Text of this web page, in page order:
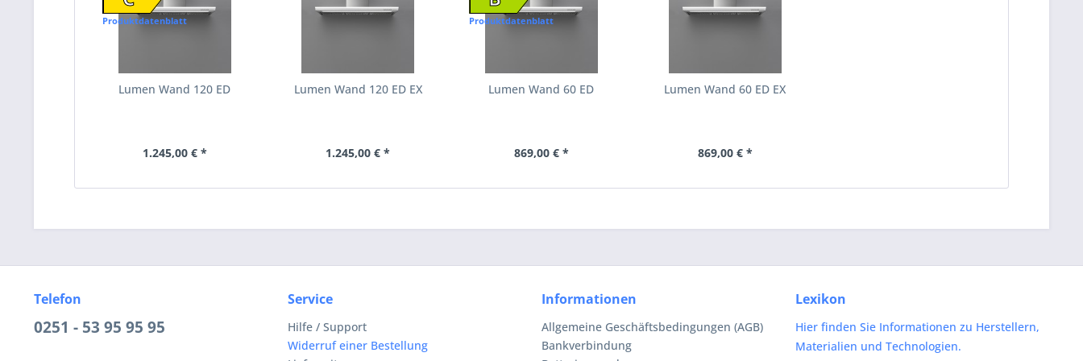
Produktdatenblatt
Lumen Wand 120 ED
1.245,00 € *
Lumen Wand 120 ED EX
1.245,00 € *
Produktdatenblatt
Lumen Wand 60 ED
869,00 € *
Lumen Wand 60 ED EX
869,00 € *
Telefon
0251 - 53 95 95 95
Service
Hilfe / Support
Widerruf einer Bestellung
Informationen
Allgemeine Geschäftsbedingungen (AGB)
Bankverbindung
Lexikon
Hier finden Sie Informationen zu Herstellern,
Materialien und Technologien.